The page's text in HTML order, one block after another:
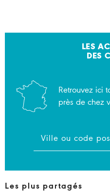
LES
DES
Retrouvez ici
près de chez
Les plus partagés